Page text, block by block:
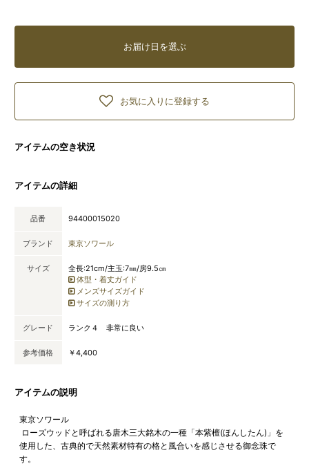
お届け日を選ぶ
お気に入りに登録する
アイテムの空き状況
アイテムの詳細
品番 94400015020
ブランド 東京ソワール
サイズ
全長:21cm/主玉:7㎜/房9.5㎝
体型・着丈ガイド
メンズサイズガイド
サイズの測り方
グレード ランク４ 非常に良い
参考価格 ￥4,400
アイテムの説明
東京ソワール
ローズウッドと呼ばれる唐木三大銘木の一種「本紫檀(ほんしたん)」を
使用した、古典的で天然素材特有の格と風合いを感じさせる御念珠で
す。